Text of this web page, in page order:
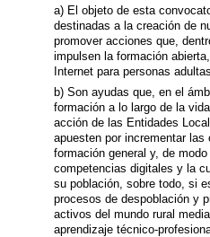
a) El objeto de esta
destinadas a la creación de
promover acciones que,
impulsen la formación
Internet para personas adultas.
b) Son ayudas que, en el
formación a lo largo de la
acción de las Entidades
apuesten por incrementar las
formación general y, de
competencias digitales y la
su población, sobre todo, si
procesos de despoblación y
activos del mundo rural
aprendizaje técnico-